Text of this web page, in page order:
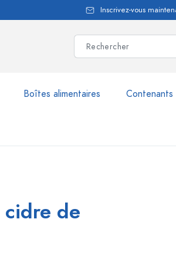
Inscrivez-vous
Boîtes alimentaires Contenants
marque
de